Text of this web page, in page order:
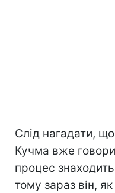
Слід нагадати,
Кучма вже
процес
тому зараз він,